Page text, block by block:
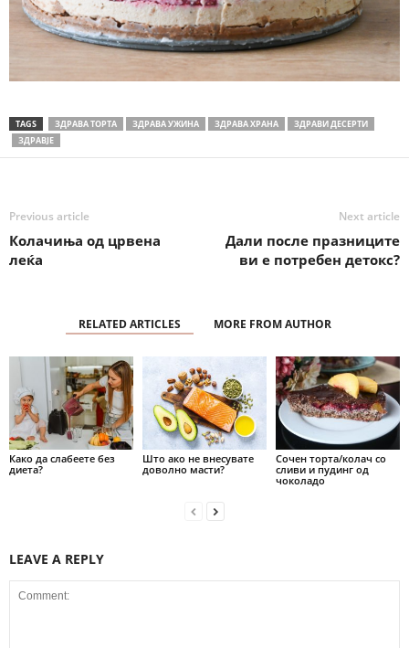
TAGS ЗДРАВА ТОРТА ЗДРАВА УЖИНА ЗДРАВА ХРАНА
ЗДРАВИ ДЕСЕРТИ
ЗДРАВЈЕ
Previous article
Колачиња од црвена
леќа
Next article
Дали после празниците
ви е потребен детокс?
RELATED ARTICLES MORE FROM AUTHOR
Како да слабеете без
диета?
Што ако не внесувате
доволно масти?
Сочен торта/колач со
сливи и пудинг од
чоколадо
LEAVE A REPLY